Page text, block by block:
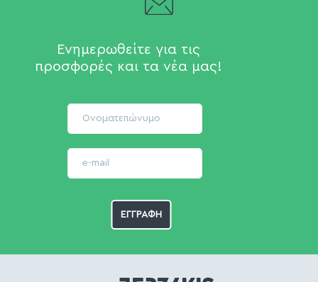
Ενημερωθείτε για τις
προσφορές και τα νέα μας!